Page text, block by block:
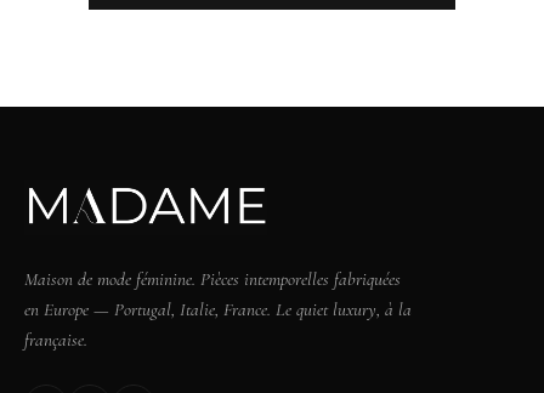
Maison de mode féminine. Pièces intemporelles fabriquées
en Europe — Portugal, Italie, France. Le quiet luxury, à la
française.